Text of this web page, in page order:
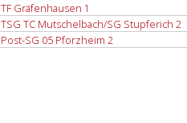
TF Gräfenhausen 1
TSG TC Mutschelbach/SG Stupferich 2
Post-SG 05 Pforzheim 2